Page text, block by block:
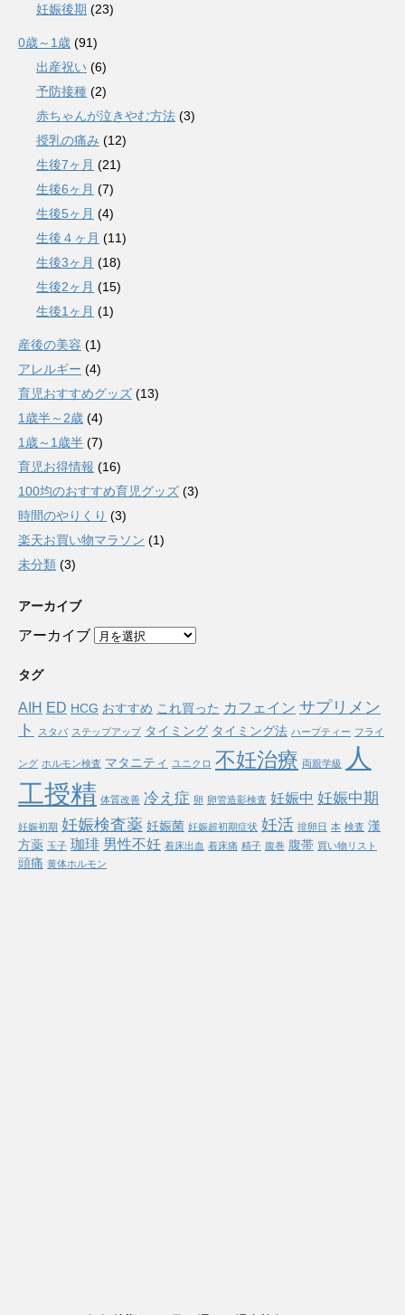
妊娠後期 (23)
0歳～1歳 (91)
出産祝い (6)
予防接種 (2)
赤ちゃんが泣きやむ方法 (3)
授乳の痛み (12)
生後7ヶ月 (21)
生後6ヶ月 (7)
生後5ヶ月 (4)
生後４ヶ月 (11)
生後3ヶ月 (18)
生後2ヶ月 (15)
生後1ヶ月 (1)
産後の美容 (1)
アレルギー (4)
育児おすすめグッズ (13)
1歳半～2歳 (4)
1歳～1歳半 (7)
育児お得情報 (16)
100均のおすすめ育児グッズ (3)
時間のやりくり (3)
楽天お買い物マラソン (1)
未分類 (3)
アーカイブ
アーカイブ
タグ
AIH ED HCG おすすめ これ買った カフェイン サプリメン
ト
スタバ ステップアップ タイミング タイミング法 ハーブティー フライ
ング ホルモン検査 マタニティ ユニクロ 不妊治療 両親学級
人
工授精 体質改善 冷え症 卵 卵管造影検査 妊娠中 妊娠中期
妊娠初期 妊娠検査薬 妊娠菌 妊娠超初期症状 妊活 排卵日 本 検査 漢
方薬 玉子 珈琲 男性不妊 着床出血 着床痛 精子 腹巻 腹帯 買い物リスト
頭痛 黄体ホルモン